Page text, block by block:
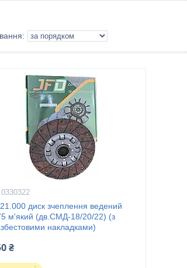
0330322
диск зчеплення ведений
м'який (дв.СМД-18/20/22) (з
накладками)
₴